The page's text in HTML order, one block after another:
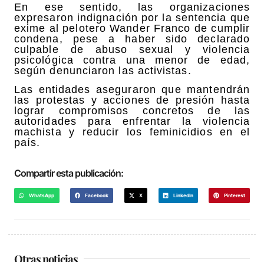
En ese sentido, las organizaciones
expresaron indignación por la sentencia que
exime al pelotero Wander Franco de cumplir
condena, pese a haber sido declarado
culpable de abuso sexual y violencia
psicológica contra una menor de edad,
según denunciaron las activistas.
Las entidades aseguraron que mantendrán
las protestas y acciones de presión hasta
lograr compromisos concretos de las
autoridades para enfrentar la violencia
machista y reducir los feminicidios en el
país.
Compartir esta publicación:
WhatsApp Facebook X LinkedIn Pinterest
Otras noticias